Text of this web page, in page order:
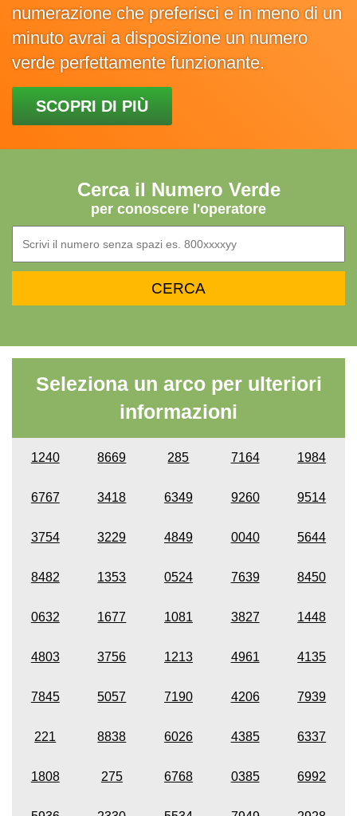
numerazione che preferisci e in meno di un
minuto avrai a disposizione un numero
verde perfettamente funzionante.
SCOPRI DI PIÙ
Cerca il Numero Verde
per conoscere l'operatore
Seleziona un arco per ulteriori
informazioni
1240 8669 285 7164 1984
6767 3418 6349 9260 9514
3754 3229 4849 0040 5644
8482 1353 0524 7639 8450
0632 1677 1081 3827 1448
4803 3756 1213 4961 4135
7845 5057 7190 4206 7939
221 8838 6026 4385 6337
1808 275 6768 0385 6992